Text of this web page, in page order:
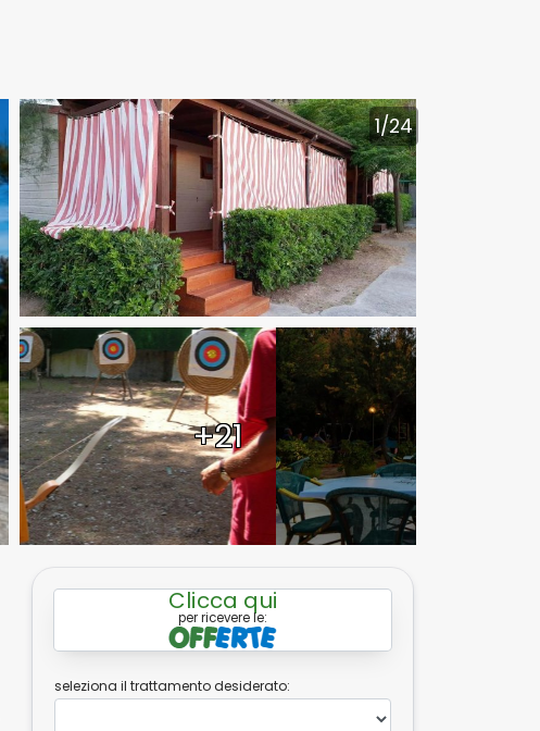
+21
1/24
Clicca qui
per ricevere le:
seleziona il trattamento desiderato: